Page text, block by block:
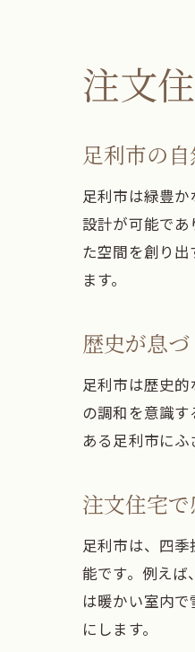
注文
足利市の
足利市は緑豊
設計が可能で
た空間を創り
ます。
歴史が息
足利市は歴史
の調和を意識
ある足利市に
注文住宅
足利市は、四
能です。例え
は暖かい室内
にします。